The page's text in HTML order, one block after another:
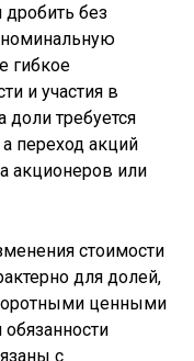
дробить без
номинальную
гибкое
и участия в
доли требуется
переход акций
акционеров или
стоимости
для долей,
ценными
с